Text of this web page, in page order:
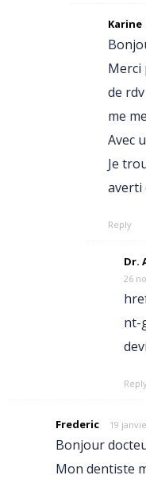
Karine
Merci
de
me
Avec
Je
averti
Reply
Dr.
26
nt-
Frederic 19
Bonjour
Mon dentiste